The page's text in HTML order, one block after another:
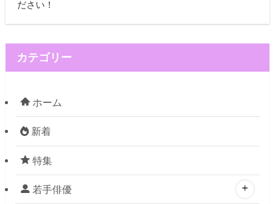
ださい！
カテゴリー
ホーム
新着
特集
若手俳優